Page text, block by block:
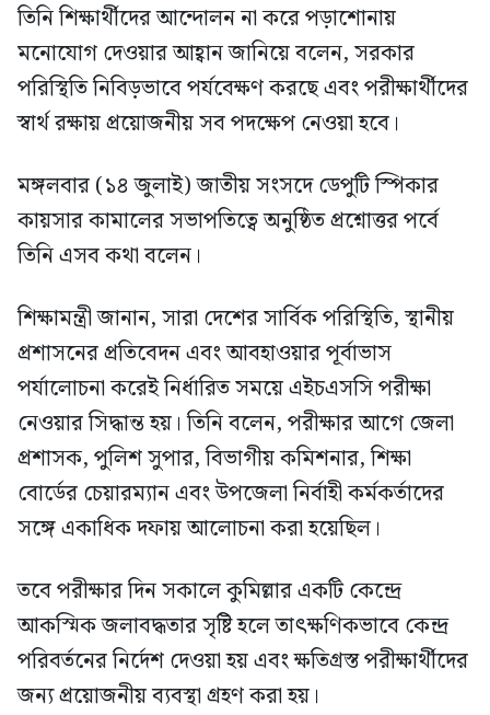
তিনি শিক্ষার্থীদের আন্দোলন না করে পড়াশোনায়
মনোযোগ দেওয়ার আহ্বান জানিয়ে বলেন, সরকার
পরিস্থিতি নিবিড়ভাবে পর্যবেক্ষণ করছে এবং পরীক্ষার্থীদের
স্বার্থ রক্ষায় প্রয়োজনীয় সব পদক্ষেপ নেওয়া হবে।
মঙ্গলবার (১৪ জুলাই) জাতীয় সংসদে ডেপুটি স্পিকার
কায়সার কামালের সভাপতিত্বে অনুষ্ঠিত প্রশ্নোত্তর পর্বে
তিনি এসব কথা বলেন।
শিক্ষামন্ত্রী জানান, সারা দেশের সার্বিক পরিস্থিতি, স্থানীয়
প্রশাসনের প্রতিবেদন এবং আবহাওয়ার পূর্বাভাস
পর্যালোচনা করেই নির্ধারিত সময়ে এইচএসসি পরীক্ষা
নেওয়ার সিদ্ধান্ত হয়। তিনি বলেন, পরীক্ষার আগে জেলা
প্রশাসক, পুলিশ সুপার, বিভাগীয় কমিশনার, শিক্ষা
বোর্ডের চেয়ারম্যান এবং উপজেলা নির্বাহী কর্মকর্তাদের
সঙ্গে একাধিক দফায় আলোচনা করা হয়েছিল।
তবে পরীক্ষার দিন সকালে কুমিল্লার একটি কেন্দ্রে
আকস্মিক জলাবদ্ধতার সৃষ্টি হলে তাৎক্ষণিকভাবে কেন্দ্র
পরিবর্তনের নির্দেশ দেওয়া হয় এবং ক্ষতিগ্রস্ত পরীক্ষার্থীদের
জন্য প্রয়োজনীয় ব্যবস্থা গ্রহণ করা হয়।